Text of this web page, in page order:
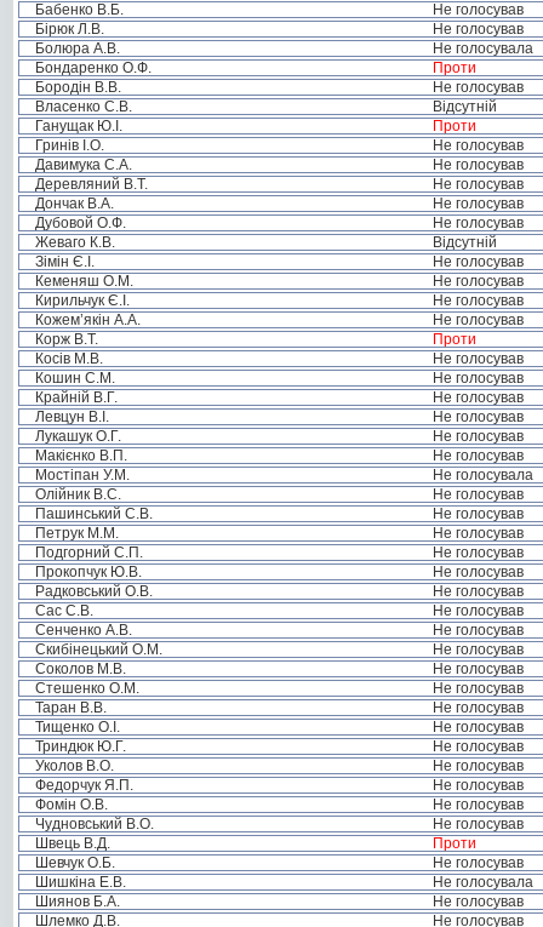
Бабенко В.Б.
Не голосував
Бірюк Л.В.
Не голосував
Болюра А.В.
Не голосувала
Бондаренко О.Ф.
Проти
Бородін В.В.
Не голосував
Власенко С.В.
Відсутній
Ганущак Ю.І.
Проти
Гринів І.О.
Не голосував
Давимука С.А.
Не голосував
Деревляний В.Т.
Не голосував
Дончак В.А.
Не голосував
Дубовой О.Ф.
Не голосував
Жеваго К.В.
Відсутній
Зімін Є.І.
Не голосував
Кеменяш О.М.
Не голосував
Кирильчук Є.І.
Не голосував
Кожем’якін А.А.
Не голосував
Корж В.Т.
Проти
Косів М.В.
Не голосував
Кошин С.М.
Не голосував
Крайній В.Г.
Не голосував
Левцун В.І.
Не голосував
Лукашук О.Г.
Не голосував
Макієнко В.П.
Не голосував
Мостіпан У.М.
Не голосувала
Олійник В.С.
Не голосував
Пашинський С.В.
Не голосував
Петрук М.М.
Не голосував
Подгорний С.П.
Не голосував
Прокопчук Ю.В.
Не голосував
Радковський О.В.
Не голосував
Сас С.В.
Не голосував
Сенченко А.В.
Не голосував
Скибінецький О.М.
Не голосував
Соколов М.В.
Не голосував
Стешенко О.М.
Не голосував
Таран В.В.
Не голосував
Тищенко О.І.
Не голосував
Триндюк Ю.Г.
Не голосував
Уколов В.О.
Не голосував
Федорчук Я.П.
Не голосував
Фомін О.В.
Не голосував
Чудновський В.О.
Не голосував
Швець В.Д.
Проти
Шевчук О.Б.
Не голосував
Шишкіна Е.В.
Не голосувала
Шиянов Б.А.
Не голосував
Шлемко Д.В.
Не голосував